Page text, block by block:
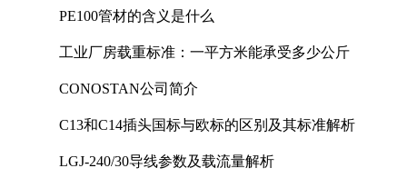
PE100管材的含义是什么
工业厂房载重标准：一平方米能承受多少公斤
CONOSTAN公司简介
C13和C14插头国标与欧标的区别及其标准解析
LGJ-240/30导线参数及载流量解析